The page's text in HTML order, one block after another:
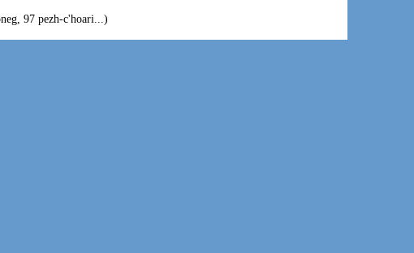
97 pezh-c'hoari...)